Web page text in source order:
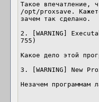
Такое впечатление,
/opt/proxsave.
зачем так сделано.
2. [WARNING]
755)
Какое дело этой
3. [WARNING] New
Незачем программам